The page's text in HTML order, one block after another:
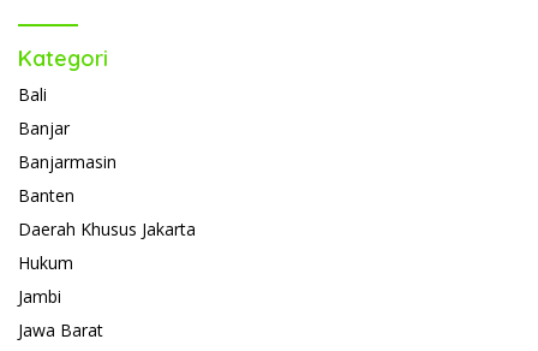
Kategori
Bali
Banjar
Banjarmasin
Banten
Daerah Khusus Jakarta
Hukum
Jambi
Jawa Barat